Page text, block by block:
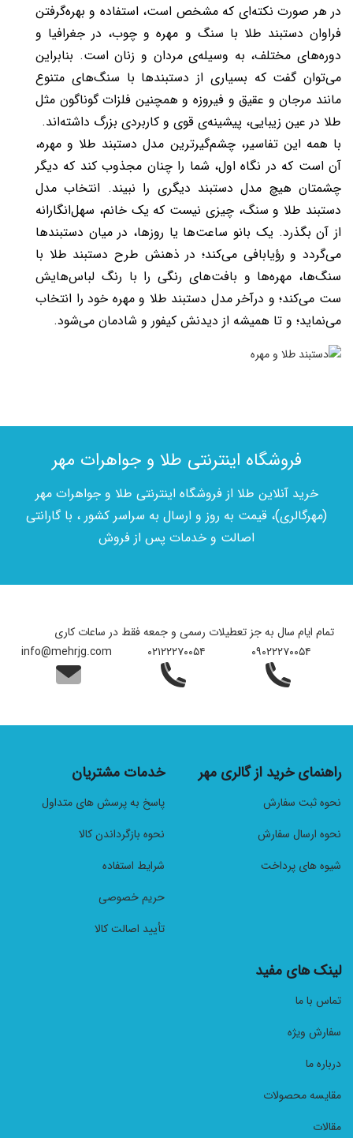
در هر صورت نکته‌ای که مشخص است، استفاده‌ و بهره‌گرفتن
فراوان دستبند طلا با سنگ و مهره و چوب، در جغرافیا و
دوره‎‌های مختلف، به وسیله‌ی مردان و زنان است. بنابراین
می‌توان گفت که بسیاری از دستبندها با سنگ‌های متنوع
مانند مرجان و عقیق و فیروزه و همچنین فلزات گوناگون مثل
طلا در عین زیبایی، پیشینه‌ی قوی و کاربردی بزرگ داشته‌اند.
با همه این تفاسیر، چشم‌گیرترین مدل دستبند طلا و مهره،
آن است که در نگاه اول، شما را چنان مجذوب کند که دیگر
چشمتان هیچ مدل دستبند دیگری را نبیند. انتخاب مدل
دستبند طلا و سنگ، چیزی نیست که یک خانم، سهل‌انگارانه
از آن بگذرد. یک بانو ساعت‌ها یا روزها، در میان دستبندها
می‌گردد و رؤیابافی می‌کند؛ در ذهنش طرح دستبند طلا با
سنگ‌ها، مهره‌ها و بافت‌های رنگی را با رنگ لباس‌هایش
ست می‌کند؛ و درآخر مدل دستبند طلا و مهره خود را انتخاب
می‌نماید؛ و تا همیشه از دیدنش کیفور و شادمان می‌شود.
فروشگاه اینترنتی طلا و جواهرات مهر
خرید آنلاین طلا از فروشگاه اینترنتی طلا و جواهرات مهر
(مهرگالری)، قیمت به روز و ارسال به سراسر کشور ، با گارانتی
اصالت و خدمات پس از فروش
تمام ایام سال به جز تعطیلات رسمی و جمعه فقط در ساعات کاری
۰۹۰۲۲۲۷۰۰۵۴
۰۲۱۲۲۲۷۰۰۵۴ info@mehrjg.com
راهنمای خرید از گالری مهر
نحوه ثبت سفارش
نحوه ارسال سفارش
شیوه های پرداخت
خدمات مشتریان
پاسخ به پرسش های متداول
نحوه بازگرداندن کالا
شرایط استفاده
حریم خصوصی
تأیید اصالت کالا
لینک های مفید
تماس با ما
سفارش ویژه
درباره ما
مقایسه محصولات
مقالات